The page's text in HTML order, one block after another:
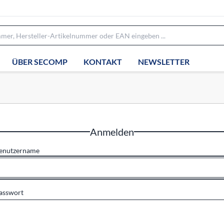
ÜBER SECOMP KONTAKT NEWSLETTER
Anmelden